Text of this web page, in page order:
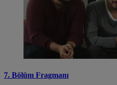
7. Bölüm Fragmanı